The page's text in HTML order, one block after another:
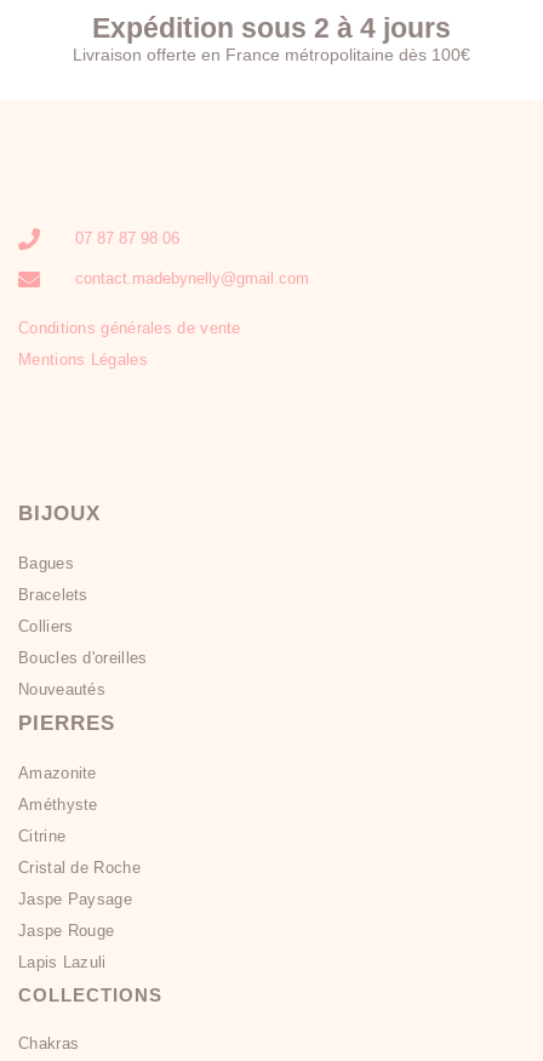
Expédition sous 2 à 4 jours
Livraison offerte en France métropolitaine dès 100€
07 87 87 98 06
contact.madebynelly@gmail.com
Conditions générales de vente
Mentions Légales
BIJOUX
Bagues
Bracelets
Colliers
Boucles d'oreilles
Nouveautés
PIERRES
Amazonite
Améthyste
Citrine
Cristal de Roche
Jaspe Paysage
Jaspe Rouge
Lapis Lazuli
COLLECTIONS
Chakras